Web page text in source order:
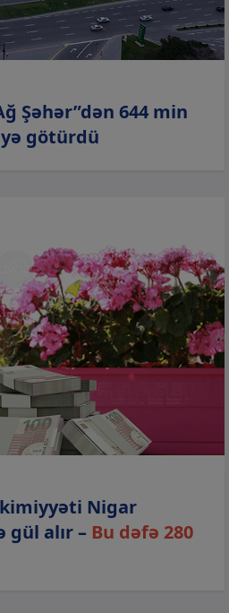
Şəhər”dən 644 min
götürdü
Nigar
gül alır – Bu dəfə 280